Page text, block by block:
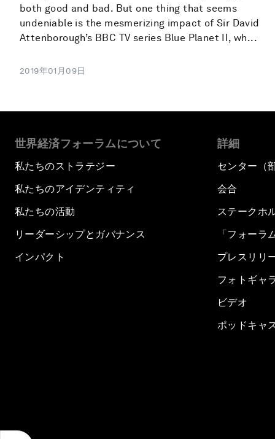
both good and bad. But one thing that seems
undeniable is the mesmerizing impact of Sir David
Attenborough’s BBC TV series Blue Planet II, wh...
2019年01月09日
世界経済フォーラムについて
私たちのストラテジー
私たちのアイデンティティ
私たちの活動
リーダーシップとガバナンス
インパクト
詳細
センター（
会合
ステークホ
「フォーラ
プレスリリ
フォトギャ
ビデオ
ポッドキャ